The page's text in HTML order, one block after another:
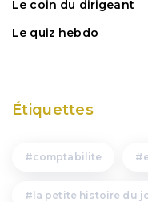
Le coin du dirigeant
Le quiz hebdo
Étiquettes
comptabilite
la petite histoire du